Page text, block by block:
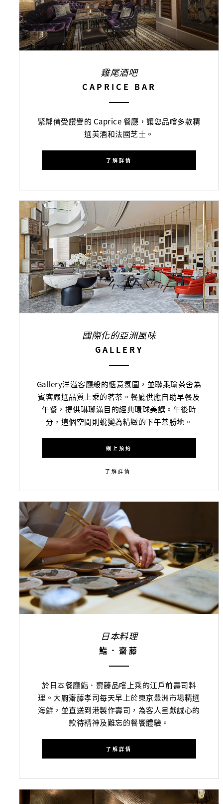
雞尾酒吧
CAPRICE BAR
緊鄰備受讚譽的 Caprice 餐廳，讓您品嚐多款精
選美酒和法國芝士。
了解詳情
國際化的亞洲風味
GALLERY
Gallery洋溢客廳般的愜意氛圍，並聯乘瑜茶舍為
賓客嚴選品質上乘的茗茶。餐廳供應自助早餐及
午餐，提供琳瑯滿目的經典環球美饌。午後時
分，這個空間則蛻變為精緻的下午茶勝地。
網上預約
了解詳情
日本料理
鮨．齋藤
於日本餐廳鮨．齋藤品嚐上乘的江戶前壽司料
理。大廚齋藤孝司每天早上於東京豊洲市場精選
海鮮，並直送到港製作壽司，為客人呈獻誠心的
款待精神及難忘的餐饗體驗。
了解詳情